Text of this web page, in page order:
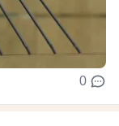
0